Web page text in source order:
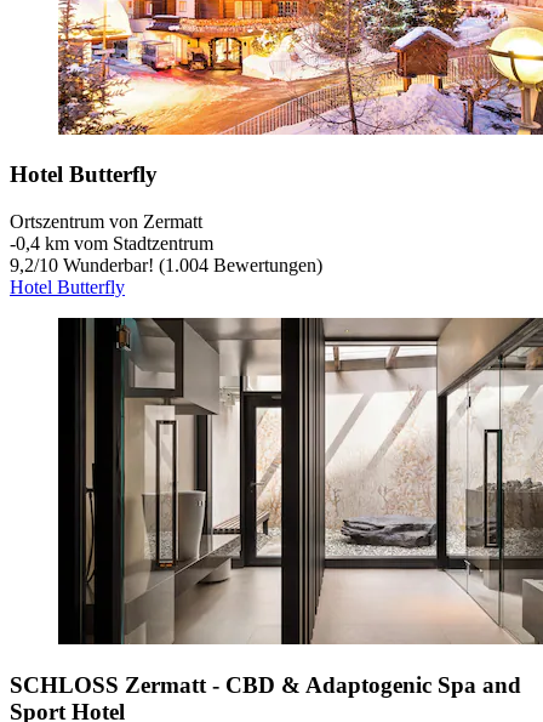
Hotel Butterfly
Ortszentrum von Zermatt
‐0,4 km vom Stadtzentrum
9,2/10 Wunderbar! (1.004 Bewertungen)
Hotel Butterfly
SCHLOSS Zermatt - CBD & Adaptogenic Spa and
Sport Hotel